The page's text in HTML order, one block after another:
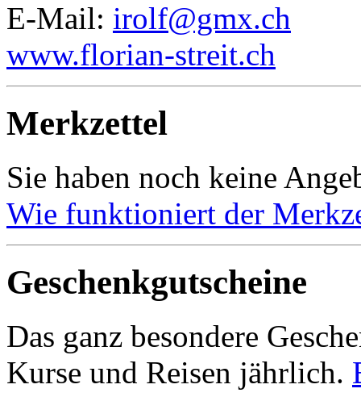
E-Mail: irolf@gmx.ch
www.florian-streit.ch
Merkzettel
Sie haben noch keine
Wie funktioniert der
Geschenkgutscheine
Das ganz besondere
Kurse und Reisen jährlich.